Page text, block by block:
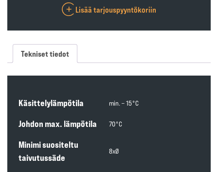
Lisää tarjouspyyntökoriin
Tekniset tiedot
Käsittelylämpötila min. – 15°C
Johdon max. lämpötila 70°C
Minimi suositeltu
taivutussäde
8xØ